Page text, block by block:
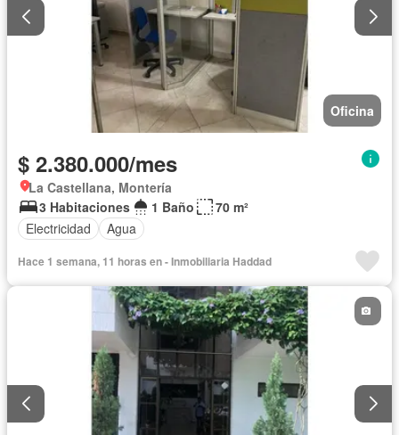
Oficina
$ 2.380.000/mes
La Castellana, Montería
3 Habitaciones
1 Baño
70 m²
Electricidad
Agua
Hace 1 semana, 11 horas en - Inmobiliaria Haddad